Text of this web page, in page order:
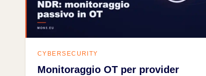
CYBERSECURITY
Monitoraggio OT per provider